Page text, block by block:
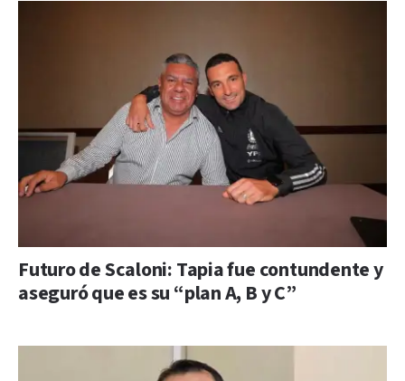
Futuro de Scaloni: Tapia fue contundente y
aseguró que es su “plan A, B y C”